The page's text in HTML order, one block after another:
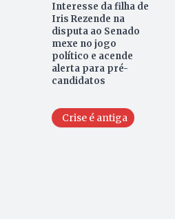
Interesse da filha de
Iris Rezende na
disputa ao Senado
mexe no jogo
político e acende
alerta para pré-
candidatos
Crise é antiga